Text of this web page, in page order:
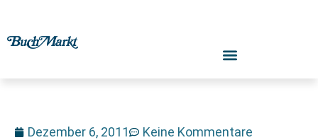
Dezember 6, 2011 Keine Kommentare